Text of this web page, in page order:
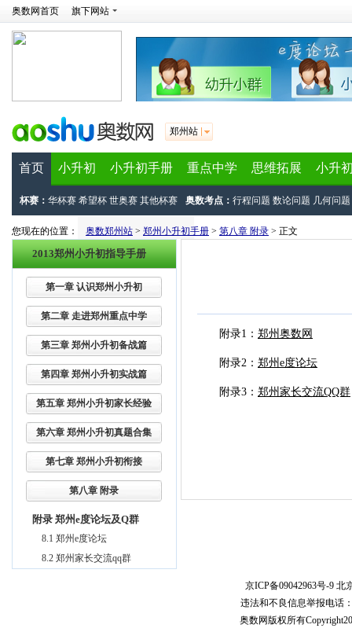
奥数网首页 旗下网站
郑州站
首页 小升初 小升初手册 重点中学 思维拓展 小升
杯赛： 华杯赛 希望杯 世奥赛 其他杯赛 奥数考点： 行程问题 数论问题 几何问题
您现在的位置： 奥数郑州站 > 郑州小升初手册 > 第八章 附录 > 正文
2013郑州小升初指导手册
第一章 认识郑州小升初
第二章 走进郑州重点中学
第三章 郑州小升初备战篇
第四章 郑州小升初实战篇
第五章 郑州小升初家长经验
第六章 郑州小升初真题合集
第七章 郑州小升初衔接
第八章 附录
附录 郑州e度论坛及Q群
8.1 郑州e度论坛
8.2 郑州家长交流qq群
附录1： 郑州奥数网
附录2： 郑州e度论坛
附录3： 郑州家长交流QQ群
京ICP备09042963号-9 北
违法和不良信息举报电话
奥数网版权所有